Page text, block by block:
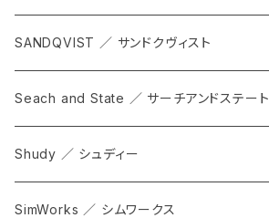
SANDQVIST ／ サンドクヴィスト
Seach and State ／ サーチアンドステート
Shudy ／ シュディー
SimWorks ／ シムワークス